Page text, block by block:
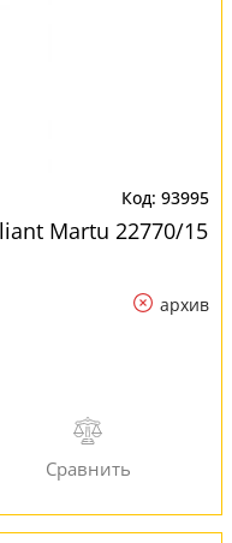
93995
Martu 22770/15
архив